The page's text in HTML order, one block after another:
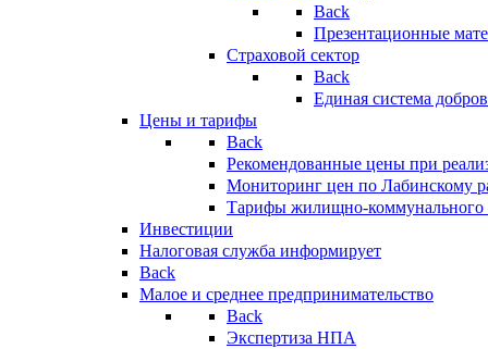
Back
Презентационные
Страховой сектор
Back
Единая система
Цены и тарифы
Back
Рекомендованные цены при
Мониторинг цен по Лабинскому
Тарифы жилищно-коммунального
Инвестиции
Налоговая служба информирует
Back
Малое и среднее предпринимательство
Back
Экспертиза НПА